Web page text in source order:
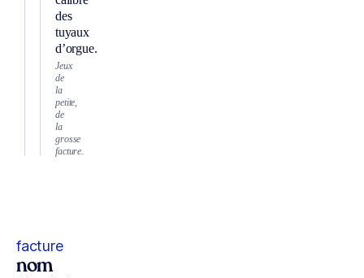
des
tuyaux
d’orgue.
Jeux
de
la
petite,
de
la
grosse
facture.
facture
nom